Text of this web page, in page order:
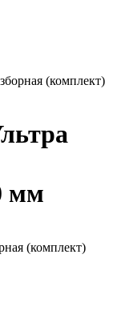
(комплект)
мм